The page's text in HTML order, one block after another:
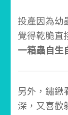
投產因為幼
覺得乾脆直
一箱蟲自生
另外，鏽鍬
深，又喜歡